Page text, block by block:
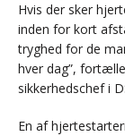
Hvis der sker
inden for kort
tryghed for de
hver dag”,
sikkerhedschef i
En af